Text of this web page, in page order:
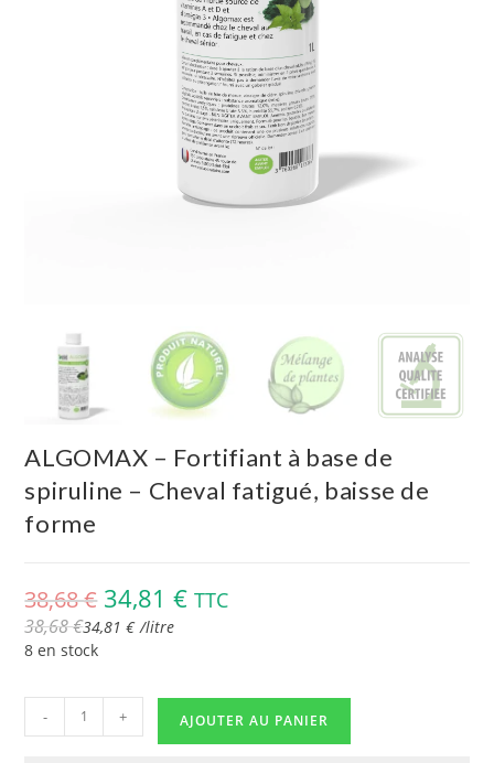
ALGOMAX – Fortifiant à base de
spiruline – Cheval fatigué, baisse de
forme
38,68€ 34,81€ TTC
38,68€34,81€ /litre
8 en stock
- + AJOUTER AU PANIER